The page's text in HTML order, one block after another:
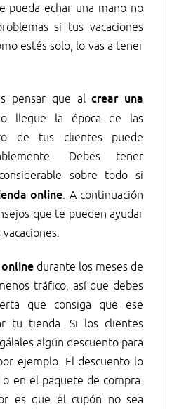
pueda echar una mano no
si tus vacaciones
estés solo, lo vas a tener
pensar que alcrear una
llegue la época de las
de tus clientes puede
Debes tener
sobre todo si
online. A continuación
que te pueden ayudar
durante los meses de
tráfico, así que debes
que consiga que ese
tu tienda. Si los clientes
algún descuento para
ejemplo. El descuento lo
en el paquete de compra.
es que el cupón no sea